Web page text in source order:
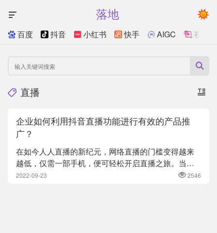
落地
百度 抖音 小红书 快手 AIGC 视频
直播
企业如何利用抖音直播功能进行有效的产品推
广？
在如今人人直播的新纪元，网络直播的门槛变得越来
越低，仅需一部手机，便可轻松开启直播之旅。当
下，抖音短视频平台上的“...
2022-09-23 2546